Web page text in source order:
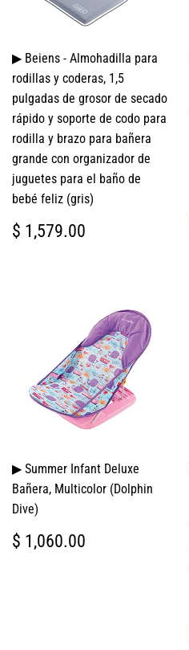
▶ Beiens - Almohadilla para
rodillas y coderas, 1,5
pulgadas de grosor de secado
rápido y soporte de codo para
rodilla y brazo para bañera
grande con organizador de
juguetes para el baño de
bebé feliz (gris)
PRECIO
HABITUAL
$ 1,579.00
▶ Summer Infant Deluxe
Bañera, Multicolor (Dolphin
Dive)
PRECIO
HABITUAL
$ 1,060.00